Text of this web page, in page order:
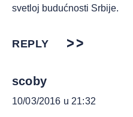
svetloj budućnosti Srbije.
REPLY
scoby
10/03/2016 u 21:32